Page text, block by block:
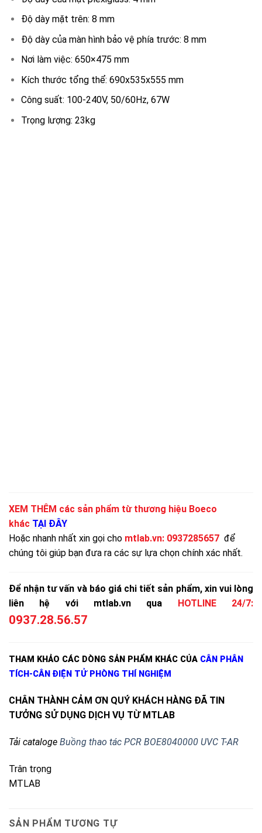
Độ dày mặt trên: 8 mm
Độ dày của màn hình bảo vệ phía trước: 8 mm
Nơi làm việc: 650×475 mm
Kích thước tổng thể: 690x535x555 mm
Công suất: 100-240V, 50/60Hz, 67W
Trọng lượng: 23kg
XEM THÊM các sản phẩm từ thương hiệu Boeco
khác TẠI ĐÂY
Hoặc nhanh nhất xin gọi cho mtlab.vn: 0937285657 để
chúng tôi giúp bạn đưa ra các sự lựa chọn chính xác nhất.
Để nhận tư vấn và báo giá chi tiết sản phẩm, xin vui lòng
liên hệ với mtlab.vn qua
HOTLINE 24/7:
0937.28.56.57
THAM KHẢO CÁC DÒNG SẢN PHẨM KHÁC CỦA CÂN PHÂN
TÍCH-CÂN ĐIỆN TỬ PHÒNG THÍ NGHIỆM
CHÂN THÀNH CẢM ƠN QUÝ KHÁCH HÀNG ĐÃ TIN
TƯỞNG SỬ DỤNG DỊCH VỤ TỪ MTLAB
Tải cataloge Buồng thao tác PCR BOE8040000 UVC T-AR
Trân trọng
MTLAB
SẢN PHẨM TƯƠNG TỰ